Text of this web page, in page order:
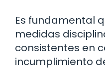
Es fundamental
medidas
consistentes en
incumplimiento